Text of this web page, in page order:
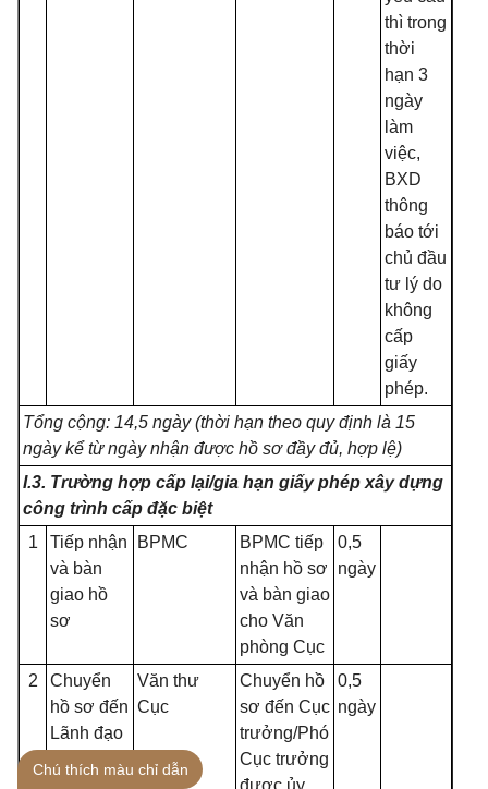
thì trong
thời
hạn 3
ngày
làm
việc,
BXD
thông
báo tới
chủ đầu
tư lý do
không
cấp
giấy
phép.
Tổng cộng: 14,5 ngày (thời hạn theo quy định là 15
ngày kể từ ngày nhận được hồ sơ đầy đủ, hợp lệ)
I.3. Trường hợp cấp lại/gia hạn giấy phép xây dựng
công trình cấp đặc biệt
1
Tiếp nhận
và bàn
giao hồ
sơ
BPMC
BPMC tiếp
nhận hồ sơ
và bàn giao
cho Văn
phòng Cục
0,5
ngày
2
Chuyển
hồ sơ đến
Lãnh đạo
Văn thư
Cục
Chuyển hồ
sơ đến Cục
trưởng/Phó
Cục trưởng
được ủy
0,5
ngày
Chú thích màu chỉ dẫn